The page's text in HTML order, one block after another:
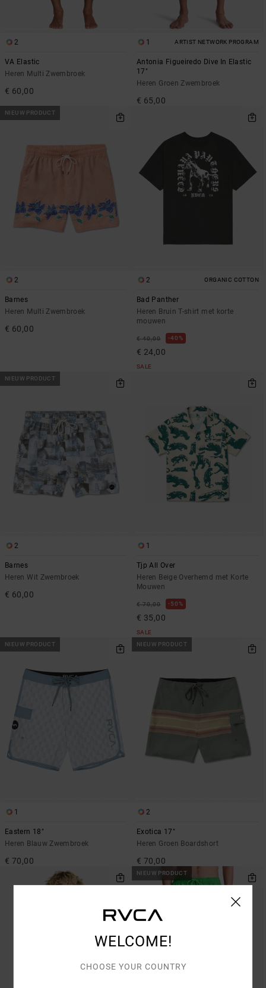
2
VA Elastic
Heren Multi Zwembroek
€ 60,00
1 ARTIST NETWORK PROGRAM
Antonia Figueiredo Dive In Elastic
17"
Heren Groen Zwembroek
€ 65,00
NIEUW PRODUCT
2
Barnes
Heren Multi Zwembroek
€ 60,00
2 ORGANIC COTTON
Bad Panther
Heren Bruin T-shirt met korte
mouwen
€ 40,00 40%
€ 24,00
SALE
NIEUW PRODUCT
2
Barnes
Heren Wit Zwembroek
€ 60,00
1
Tjp All Over
Heren Beige Overhemd met Korte
Mouwen
€ 70,00 50%
€ 35,00
SALE
NIEUW PRODUCT
1
Eastern 18"
Heren Blauw Zwembroek
€ 70,00
NIEUW PRODUCT
2
Exotica 17"
Heren Groen Boardshort
€ 70,00
NIEUW PRODUCT
WELCOME!
CHOOSE YOUR COUNTRY